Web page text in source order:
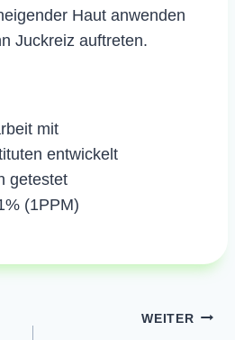
Haut anwenden
Juckreiz auftreten.
mit
entwickelt
getestet
(1PPM)
WEITER